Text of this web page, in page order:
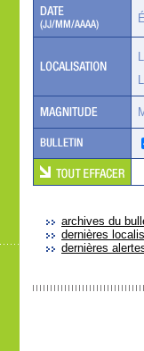
archives du
dernières
dernières